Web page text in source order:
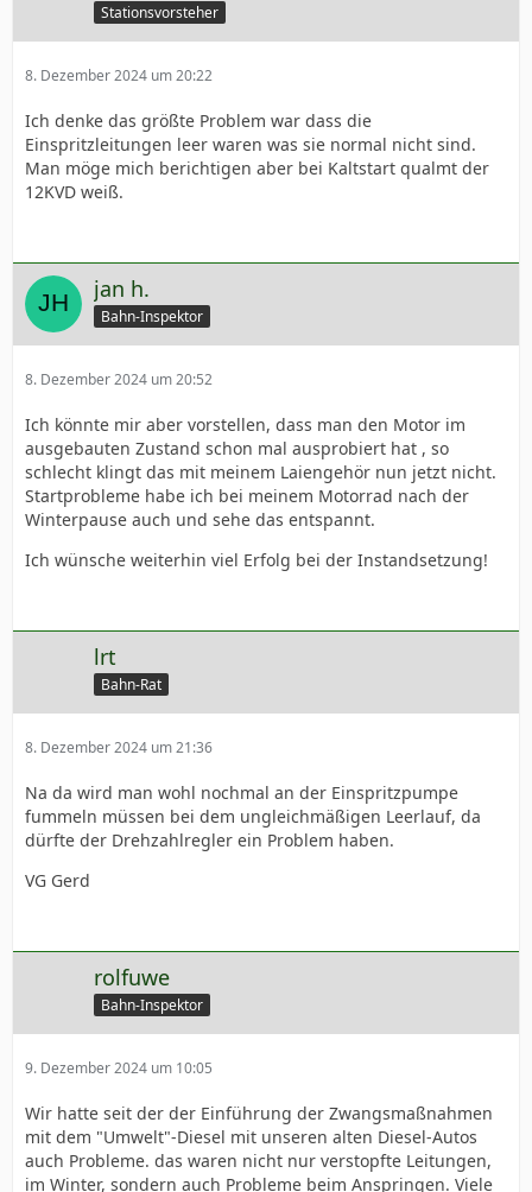
Stationsvorsteher
8. Dezember 2024 um 20:22
Ich denke das größte Problem war dass die
Einspritzleitungen leer waren was sie normal nicht sind.
Man möge mich berichtigen aber bei Kaltstart qualmt der
12KVD weiß.
jan h.
Bahn-Inspektor
8. Dezember 2024 um 20:52
Ich könnte mir aber vorstellen, dass man den Motor im
ausgebauten Zustand schon mal ausprobiert hat , so
schlecht klingt das mit meinem Laiengehör nun jetzt nicht.
Startprobleme habe ich bei meinem Motorrad nach der
Winterpause auch und sehe das entspannt.
Ich wünsche weiterhin viel Erfolg bei der Instandsetzung!
lrt
Bahn-Rat
8. Dezember 2024 um 21:36
Na da wird man wohl nochmal an der Einspritzpumpe
fummeln müssen bei dem ungleichmäßigen Leerlauf, da
dürfte der Drehzahlregler ein Problem haben.
VG Gerd
rolfuwe
Bahn-Inspektor
9. Dezember 2024 um 10:05
Wir hatte seit der der Einführung der Zwangsmaßnahmen
mit dem "Umwelt"-Diesel mit unseren alten Diesel-Autos
auch Probleme. das waren nicht nur verstopfte Leitungen,
im Winter, sondern auch Probleme beim Anspringen. Viele